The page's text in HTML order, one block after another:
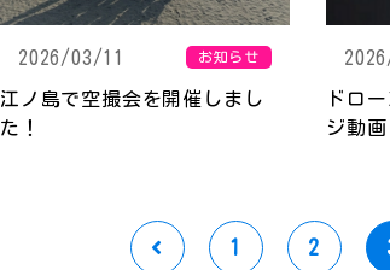
2026/03/11 お知らせ
江ノ島で空撮会を開催しまし
た！
ドロ
ジ動画
1 2